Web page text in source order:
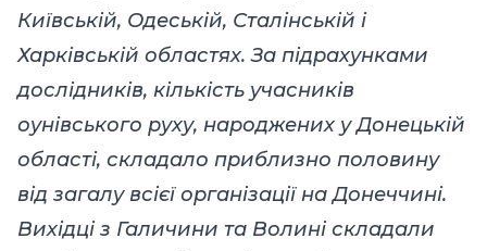
Київській, Одеській, Сталінській і
Харківській областях. За підрахунками
дослідників, кількість учасників
оунівського руху, народжених у Донецькій
області, складало приблизно половину
від загалу всієї організації на Донеччині.
Вихідці з Галичини та Волині складали